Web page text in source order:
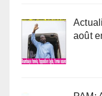
août